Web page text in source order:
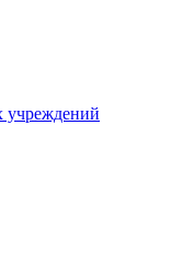
учреждений